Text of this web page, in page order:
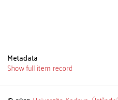
Metadata
Show full item record